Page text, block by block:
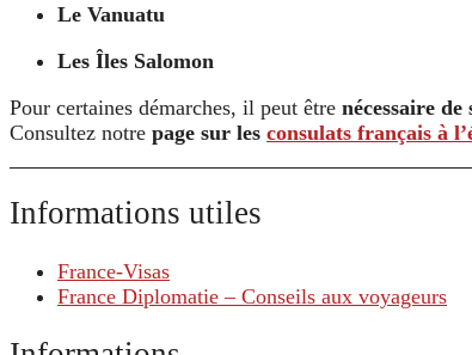
Le Vanuatu
Les Îles Salomon
Pour certaines démarches, il peut être nécessaire
Consultez notre page sur les consulats français à
Informations utiles
France-Visas
France Diplomatie – Conseils aux voyageurs